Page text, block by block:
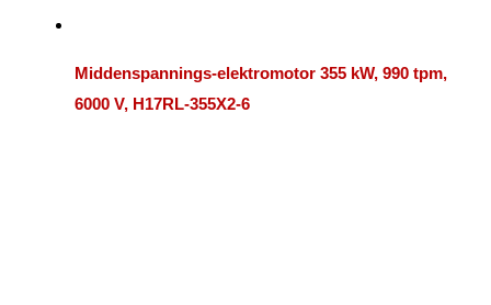
Middenspannings-elektromotor 355 kW, 990 tpm,
6000 V, H17RL-355X2-6